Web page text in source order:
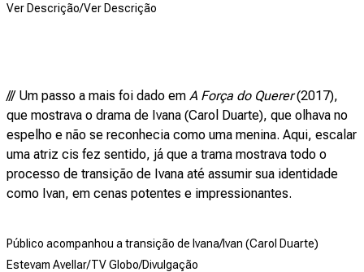
Ver Descrição/Ver Descrição
/// Um passo a mais foi dado em A Força do Querer(2017),
que mostrava o drama de Ivana (Carol Duarte), que olhava no
espelho e não se reconhecia como uma menina. Aqui, escalar
uma atriz cis fez sentido, já que a trama mostrava todo o
processo de transição de Ivana até assumir sua identidade
como Ivan, em cenas potentes e impressionantes.
Público acompanhou a transição de Ivana/Ivan (Carol Duarte)
Estevam Avellar/TV Globo/Divulgação